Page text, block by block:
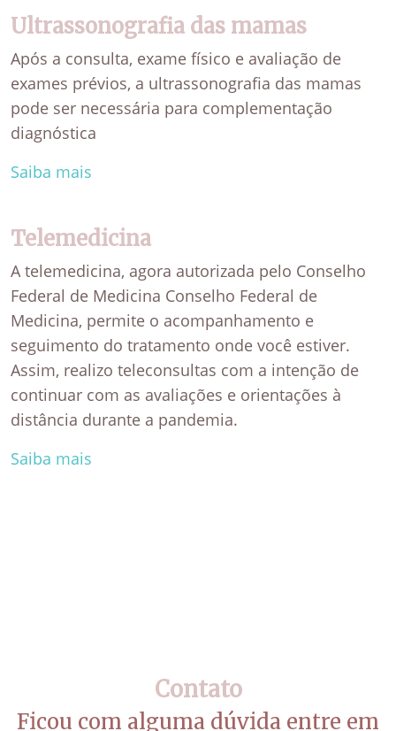
Ultrassonografia das mamas
Após a consulta, exame físico e avaliação de
exames prévios, a ultrassonografia das mamas
pode ser necessária para complementação
diagnóstica
Saiba mais
Telemedicina
A telemedicina, agora autorizada pelo Conselho
Federal de Medicina Conselho Federal de
Medicina, permite o acompanhamento e
seguimento do tratamento onde você estiver.
Assim, realizo teleconsultas com a intenção de
continuar com as avaliações e orientações à
distância durante a pandemia.
Saiba mais
Contato
Ficou com alguma dúvida entre em